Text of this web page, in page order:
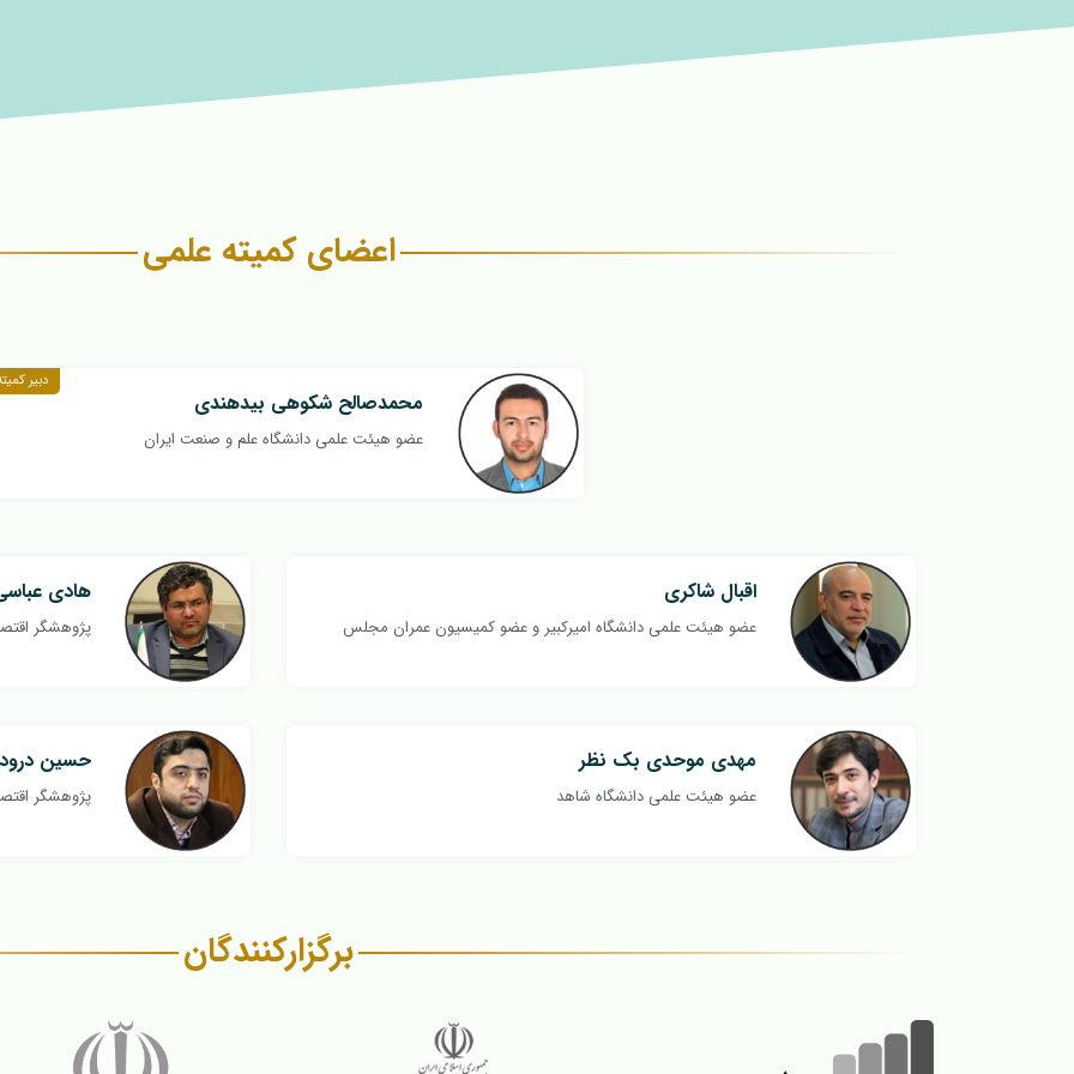
اعضای کمیته علمی
دبیر
محمدصالح شکوهی بیدهندی
عضو هیئت علمی دانشگاه علم و صنعت ایران
اقبال شاکری
عضو هیئت علمی دانشگاه امیرکبیر و عضو کمیسیون عمران مجلس
هادی
پژوهشگر
مهدی موحدی بک نظر
عضو هیئت علمی دانشگاه شاهد
حسین
پژوهشگر
برگزار‌کنندگان